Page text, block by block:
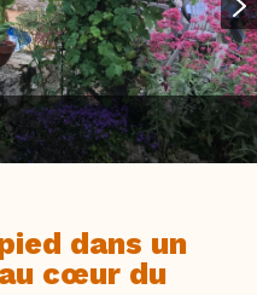
dans un
cœur du